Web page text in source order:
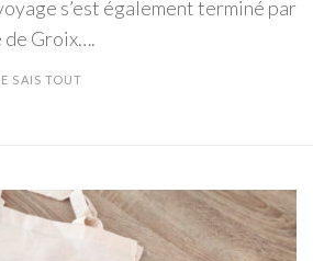
s’est également terminé par
de Groix….
SAIS TOUT